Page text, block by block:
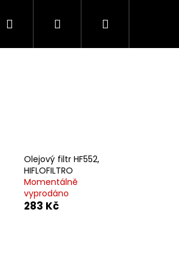
Příslušenství Dárkové
Hledat PřihlášeníNákupní
Olejový filtr HF552,
HIFLOFILTRO
Momentálně
vyprodáno
283 Kč